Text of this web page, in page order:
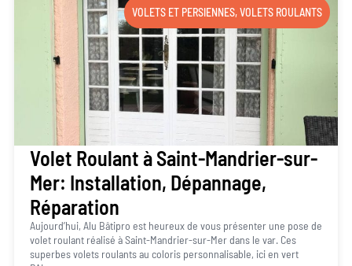
VOLETS ET PERSIENNES,VOLETS ROULANTS
Volet Roulant à Saint-Mandrier-sur-
Mer: Installation, Dépannage,
Réparation
Aujourd’hui, Alu Bâtipro est heureux de vous présenter une pose de
volet roulant réalisé à Saint-Mandrier-sur-Mer dans le var. Ces
superbes volets roulants au coloris personnalisable, ici en vert